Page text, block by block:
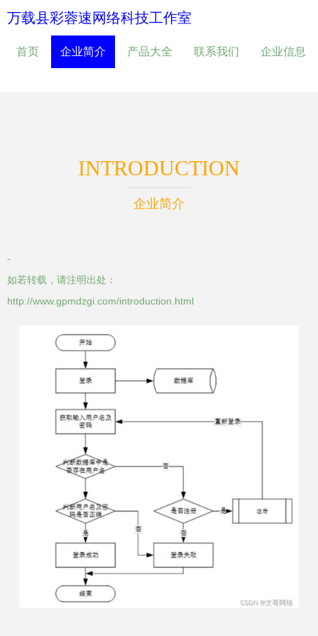
万载县彩蓉速网络科技工作室
首页 企业简介 产品大全 联系我们 企业信息
INTRODUCTION
企业简介
-
如若转载，请注明出处：
http://www.gpmdzgi.com/introduction.html